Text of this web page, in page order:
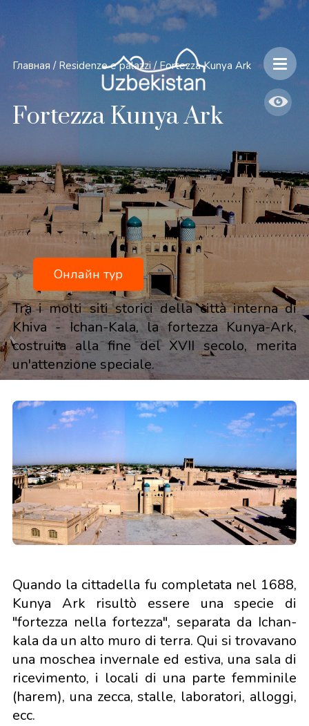
Главная / Residenze e palazzi / Fortezza Kunya Ark
Fortezza Kunya Ark
Tra i molti siti storici della città interna di
Khiva - Ichan-Kala, la fortezza Kunya-Ark,
costruita alla fine del XVII secolo, merita
un'attenzione speciale.
Quando la cittadella fu completata nel 1688,
Kunya Ark risultò essere una specie di
"fortezza nella fortezza", separata da Ichan-
kala da un alto muro di terra. Qui si trovavano
una moschea invernale ed estiva, una sala di
ricevimento, i locali di una parte femminile
(harem), una zecca, stalle, laboratori, alloggi,
ecc.
Онлайн тур